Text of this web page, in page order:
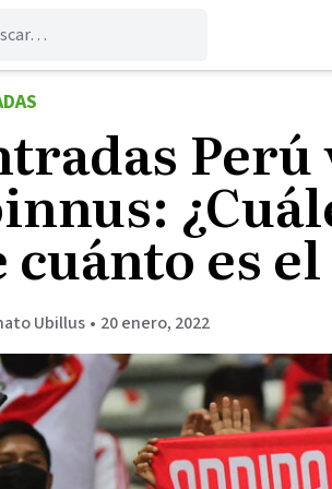
Perú
cuánto es
Ubillus • 20 enero, 2022